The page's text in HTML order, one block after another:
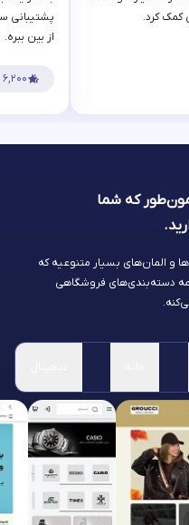
کمک کرد.
پشتیبانی
از بین ببره.
۶,۲۰۰
که شما
المان‌های بسیار متنوعیه که
دسته‌بندی‌های فروشگاهی